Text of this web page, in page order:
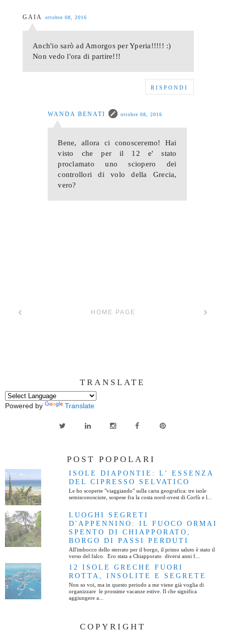
GAIA ottobre 08, 2016
Anch'io sarò ad Amorgos per Yperia!!!!! :)
Non vedo l'ora di partire!!!
RISPONDI
WANDA BENATI ottobre 08, 2016
Bene, allora ci conosceremo! Hai
visto che per il 12 e' stato
proclamato uno sciopero dei
controllori di volo della Grecia,
vero?
‹ ›
HOME PAGE
TRANSLATE
Powered by Translate
POST POPOLARI
ISOLE DIAPONTIE: L' ESSENZA
DEL CIPRESSO SELVATICO
Le ho scoperte "viaggiando" sulla carta geografica: tre isole
semisconosciute, sospese fra la costa nord-ovest di Corfù e l...
LUOGHI SEGRETI
D'APPENNINO: IL FUOCO ORMAI
SPENTO DI CHIAPPORATO,
BORGO DI PASSI PERDUTI
All'imbocco dello sterrato per il borgo, il primo saluto è stato il
verso del falco. Ero stata a Chiapporato diversi anni f...
12 ISOLE GRECHE FUORI
ROTTA, INSOLITE E SEGRETE
Non so voi, ma in questo periodo a me viene già voglia di
organizzare le prossime vacanze estive. Il che significa
aggiungere a...
COPYRIGHT